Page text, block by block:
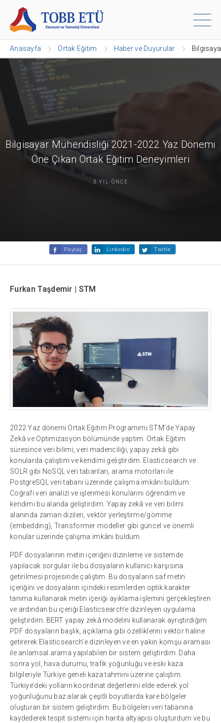
Anasayfa Ortak Eğitim Haber ve Duyurular
Bilgisayar Mühendisliği 2021-2022 Yaz Dönemi
Öne Çıkan Ortak Eğitim Deneyimleri
3 YIL ÖNCE
Paylaş Linkedin Twitle
Furkan Taşdemir | STM
2022 Yaz dönemi Ortak Eğitim Programımı STM’de Yapay
Zekâ ve Optimizasyon bölümünde yaptım. Ortak Eğitim
süresince veri bilimi, veri madenciliği, yapay zekâ gibi
konularda çalıştım ve kendimi geliştirdim. Elasticsearch ve
SOLR gibi NoSQL veri tabanları, arama motorları ile
PostgreSQL veri tabanı üzerinde çalışma imkânı buldum.
Coğrafi veri analizi ve işlenmesi konularını öğrendim ve
kendimi bu alanda geliştirdim. Yapay zekâ ve veri bilimi
alanında zaman dizileri, vektör yerleştirme/gömme
(embedding), Transformer modeller gibi güncel ve önemli
konular üzerinde çalışma imkânı buldum.
PDF dosyalarının metin içeriğini dizinleme ve sistemde
yapılacak sorgular ile bu dosyaların kullanıcı karşısına
getirilmesi projesinde çalıştım. Bu dosyaların saf metin
içeriğini ve dosyaların içindeki resimlerden optik karakter
tanıma kullanarak metin içeriği ayıklama işlemini gerçekleştiren
ve ardından bu içeriği Elasticsearch’e dizinleyen uygulama
geliştirdim. BERT yapay zekâ modelini kullanarak ayrıştırdığım
PDF dosyaların başlık, açıklama gibi özelliklerini vektör haline
getirerek Elasticsearch’e dizinleyen ve en yakın komşu araması
ile anlamsal arama yapılabilen bir sistem geliştirdim. Daha
sonra yol, hava durumu, trafik yoğunluğu ve eski kaza
bilgileriyle Türkiye geneli kaza tahmini üzerine çalıştım.
Türkiye’deki yolların koordinat değerlerini elde ederek yol
yoğunluğunu baz alarak çeşitli boyutlarda kare bölgeler
oluşturan bir sistem geliştirdim. Bu bölgeleri veri tabanına
kaydederek tespit sistemi için harita altyapısı oluşturdum ve bu